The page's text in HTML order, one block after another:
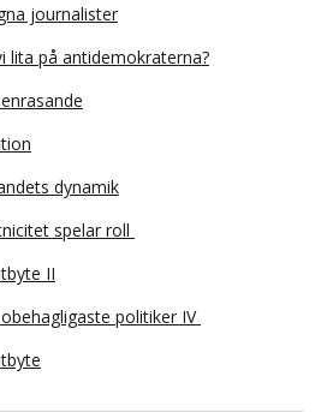
journalister
lita på antidemokraterna?
dynamik
spelar roll
II
politiker IV